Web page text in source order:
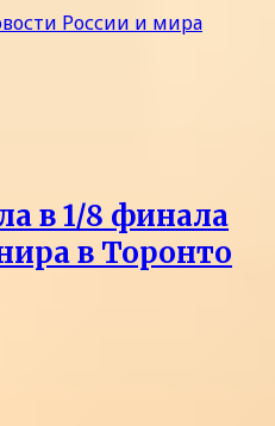
в 1/8 финала
в Торонто